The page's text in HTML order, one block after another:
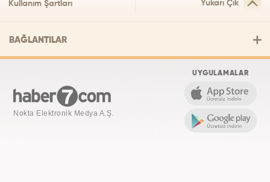
Kullanım Şartları Yukarı Çık
BAĞLANTILAR
Nokta Elektronik Medya A.Ş.
UYGULAMALAR